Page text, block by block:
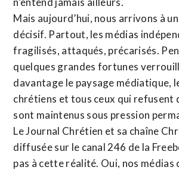
Mais aujourd’hui, nous arrivons à
décisif. Partout, les médias
fragilisés, attaqués, précarisés.
quelques grandes fortunes
davantage le paysage médiatique,
chrétiens et tous ceux qui refusent
sont maintenus sous pression
Le Journal Chrétien et sa chaîne
diffusée sur le canal 246 de la
pas à cette réalité. Oui, nos médias